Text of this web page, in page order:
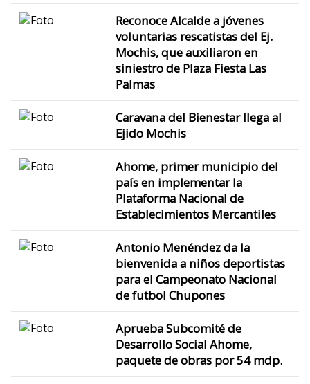
Reconoce Alcalde a jóvenes
voluntarias rescatistas del Ej.
Mochis, que auxiliaron en
siniestro de Plaza Fiesta Las
Palmas
Caravana del Bienestar llega al
Ejido Mochis
Ahome, primer municipio del
país en implementar la
Plataforma Nacional de
Establecimientos Mercantiles
Antonio Menéndez da la
bienvenida a niños deportistas
para el Campeonato Nacional
de futbol Chupones
Aprueba Subcomité de
Desarrollo Social Ahome,
paquete de obras por 54 mdp.